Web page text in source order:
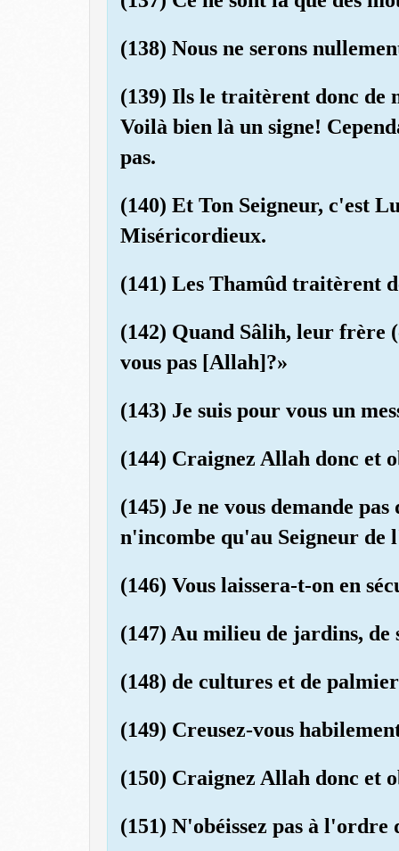
(138) Nous ne serons
(139) Ils le traitèrent donc de
Voilà bien là un signe!
pas.
(140) Et Ton Seigneur, c'est
Miséricordieux.
(141) Les Thamûd traitèrent
(142) Quand Sâlih, leur
vous pas [Allah]?»
(143) Je suis pour vous un
(144) Craignez Allah donc et
(145) Je ne vous demande
n'incombe qu'au Seigneur de
(146) Vous laissera-t-on en
(147) Au milieu de jardins, de
(148) de cultures et de
(149) Creusez-vous
(150) Craignez Allah donc et
(151) N'obéissez pas à l'ordre